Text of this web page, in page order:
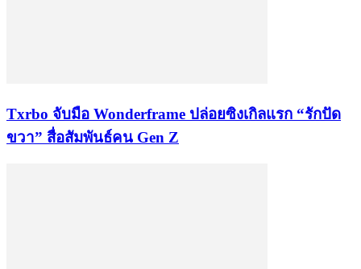
Txrbo จับมือ Wonderframe ปล่อยซิงเกิลแรก “รักปัด
ขวา” สื่อสัมพันธ์คน Gen Z